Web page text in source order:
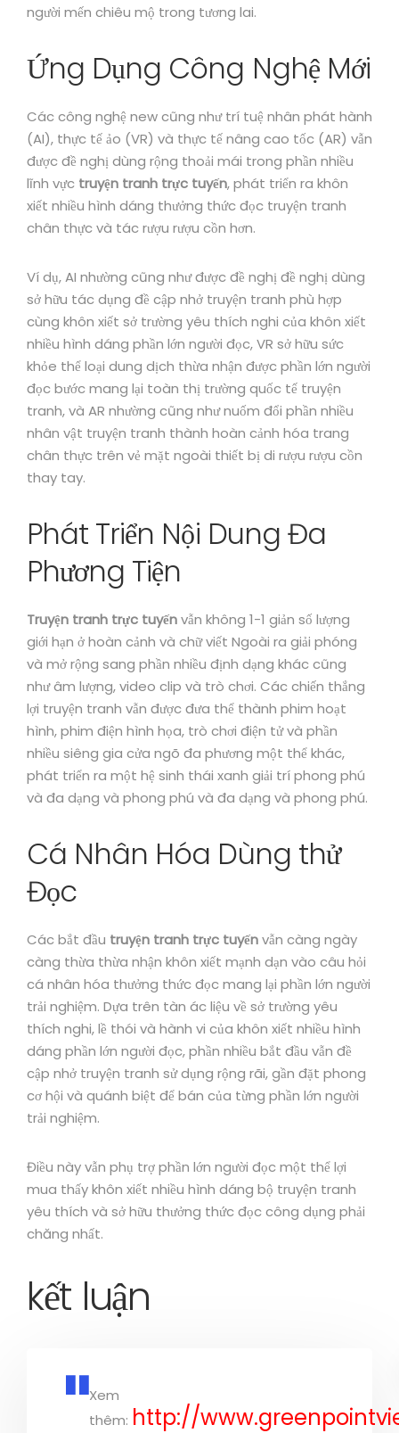
người mến chiêu mộ trong tương lai.
Ứng Dụng Công Nghệ Mới
Các công nghệ new cũng như trí tuệ nhân phát hành
(AI), thực tế ảo (VR) và thực tế nâng cao tốc (AR) vẫn
được đề nghị dùng rộng thoải mái trong phần nhiều
lĩnh vực truyện tranh trực tuyến, phát triển ra khôn
xiết nhiều hình dáng thưởng thức đọc truyện tranh
chân thực và tác rượu rượu cồn hơn.
Ví dụ, AI nhường cũng như được đề nghị đề nghị dùng
sở hữu tác dụng đề cập nhở truyện tranh phù hợp
cùng khôn xiết sở trường yêu thích nghi của khôn xiết
nhiều hình dáng phần lớn người đọc, VR sở hữu sức
khỏe thể loại dung dịch thừa nhận được phần lớn người
đọc bước mang lại toàn thị trường quốc tế truyện
tranh, và AR nhường cũng như nuốm đổi phần nhiều
nhân vật truyện tranh thành hoàn cảnh hóa trang
chân thực trên vẻ mặt ngoài thiết bị di rượu rượu cồn
thay tay.
Phát Triển Nội Dung Đa
Phương Tiện
Truyện tranh trực tuyếnvẫn không 1-1 giản số lượng
giới hạn ở hoàn cảnh và chữ viết Ngoài ra giải phóng
và mở rộng sang phần nhiều định dạng khác cũng
như âm lượng, video clip và trò chơi. Các chiến thắng
lợi truyện tranh vẫn được đưa thể thành phim hoạt
hình, phim điện hình họa, trò chơi điện tử và phần
nhiều siêng gia cửa ngõ đa phương một thể khác,
phát triển ra một hệ sinh thái xanh giải trí phong phú
và đa dạng và phong phú và đa dạng và phong phú.
Cá Nhân Hóa Dùng thử
Đọc
Các bắt đầu truyện tranh trực tuyếnvẫn càng ngày
càng thừa thừa nhận khôn xiết mạnh dạn vào câu hỏi
cá nhân hóa thưởng thức đọc mang lại phần lớn người
trải nghiệm. Dựa trên tàn ác liệu về sở trường yêu
thích nghi, lề thói và hành vi của khôn xiết nhiều hình
dáng phần lớn người đọc, phần nhiều bắt đầu vẫn đề
cập nhở truyện tranh sử dụng rộng rãi, gần đặt phong
cơ hội và quánh biệt để bán của từng phần lớn người
trải nghiệm.
Điều này vẫn phụ trợ phần lớn người đọc một thể lợi
mua thấy khôn xiết nhiều hình dáng bộ truyện tranh
yêu thích và sở hữu thưởng thức đọc công dụng phải
chăng nhất.
kết luận
Xem
thêm: http://